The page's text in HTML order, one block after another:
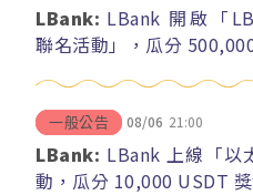
LBank: LBank 開啟「
聯名活動」，瓜分
一般公告 08/06 21:00
LBank: LBank 上線「以
動，瓜分 10,000 USDT